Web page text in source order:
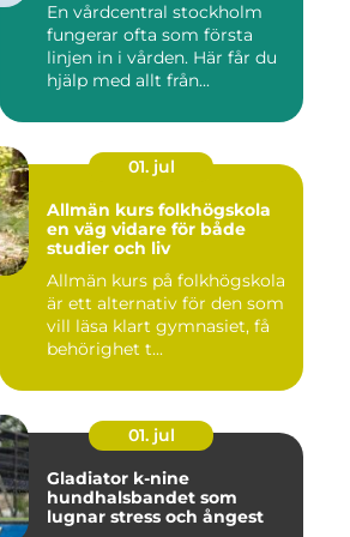
En vårdcentral stockholm
fungerar ofta som första
linjen in i vården. Här får du
hjälp med allt från...
01. jul
Allmän kurs folkhögskola
en väg vidare för både
studier och liv
Allmän kurs på folkhögskola
är ett alternativ för den som
vill läsa klart gymnasiet, få
behörighet t...
01. jul
Gladiator k-nine
hundhalsbandet som
lugnar stress och ångest